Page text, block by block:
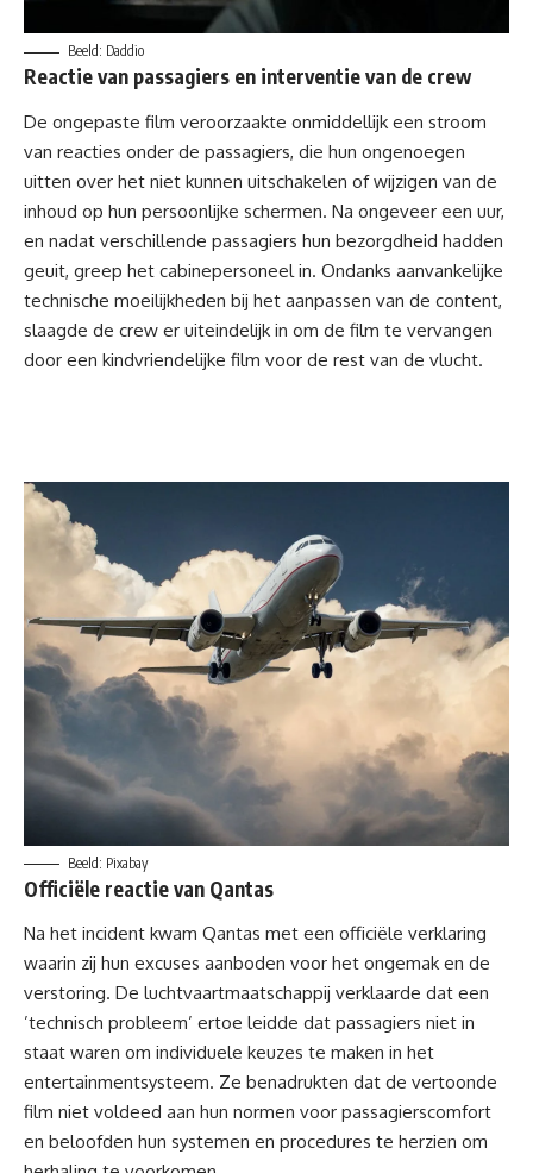
Beeld: Daddio
Reactie van passagiers en interventie van de crew
De ongepaste film veroorzaakte onmiddellijk een stroom
van reacties onder de passagiers, die hun ongenoegen
uitten over het niet kunnen uitschakelen of wijzigen van de
inhoud op hun persoonlijke schermen. Na ongeveer een uur,
en nadat verschillende passagiers hun bezorgdheid hadden
geuit, greep het cabinepersoneel in. Ondanks aanvankelijke
technische moeilijkheden bij het aanpassen van de content,
slaagde de crew er uiteindelijk in om de film te vervangen
door een kindvriendelijke film voor de rest van de vlucht.
Beeld: Pixabay
Officiële reactie van Qantas
Na het incident kwam Qantas met een officiële verklaring
waarin zij hun excuses aanboden voor het ongemak en de
verstoring. De luchtvaartmaatschappij verklaarde dat een
’technisch probleem’ ertoe leidde dat passagiers niet in
staat waren om individuele keuzes te maken in het
entertainmentsysteem. Ze benadrukten dat de vertoonde
film niet voldeed aan hun normen voor passagierscomfort
en beloofden hun systemen en procedures te herzien om